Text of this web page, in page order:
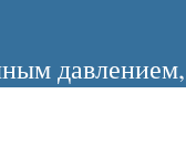
давлением,